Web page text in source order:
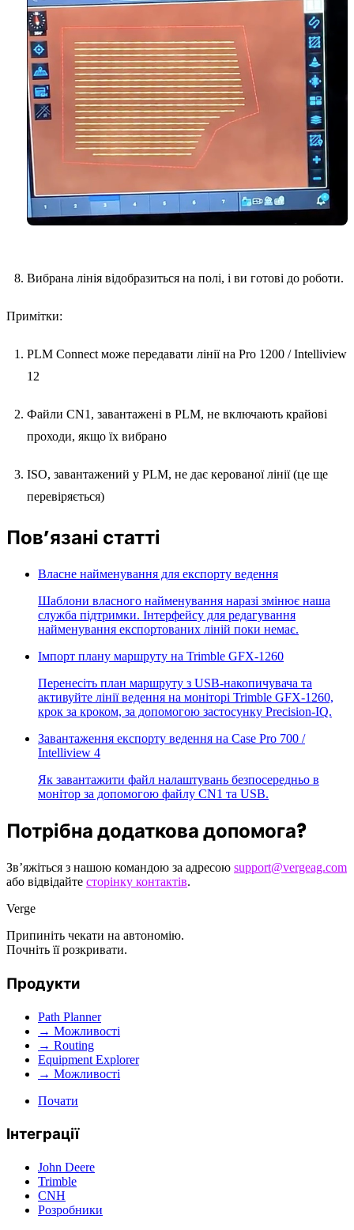
Вибрана лінія відобразиться на полі, і ви готові до роботи.
Примітки:
PLM Connect може передавати лінії на Pro 1200 / Intelliview
12
Файли CN1, завантажені в PLM, не включають крайові
проходи, якщо їх вибрано
ISO, завантажений у PLM, не дає керованої лінії (це ще
перевіряється)
Пов’язані статті
Власне найменування для експорту ведення
Шаблони власного найменування наразі змінює наша
служба підтримки. Інтерфейсу для редагування
найменування експортованих ліній поки немає.
Імпорт плану маршруту на Trimble GFX-1260
Перенесіть план маршруту з USB-накопичувача та
активуйте лінії ведення на моніторі Trimble GFX-1260,
крок за кроком, за допомогою застосунку Precision-IQ.
Завантаження експорту ведення на Case Pro 700 /
Intelliview 4
Як завантажити файл налаштувань безпосередньо в
монітор за допомогою файлу CN1 та USB.
Потрібна додаткова допомога?
Зв’яжіться з нашою командою за адресою support@vergeag.com
або відвідайте сторінку контактів.
Verge
Припиніть чекати на автономію.
Почніть її розкривати.
Продукти
Path Planner
→ Можливості
→ Routing
Equipment Explorer
→ Можливості
Почати
Інтеграції
John Deere
Trimble
CNH
Розробники